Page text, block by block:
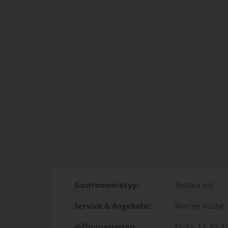
Gastronomietyp: Restaurant
Service & Angebote: Warme Küche